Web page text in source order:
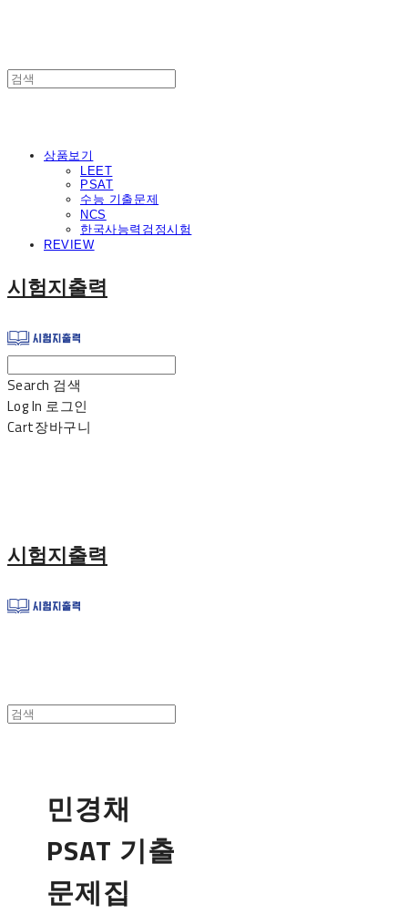
상품보기
LEET
PSAT
수능 기출문제
NCS
한국사능력검정시험
REVIEW
시험지출력
Search 검색
Log In 로그인
Cart장바구니
시험지출력
민경채
PSAT 기출
문제집